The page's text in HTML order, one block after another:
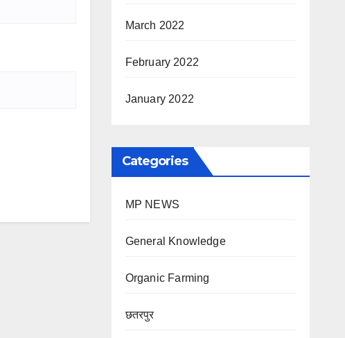
March 2022
February 2022
January 2022
Categories
MP NEWS
General Knowledge
Organic Farming
छतरपुर